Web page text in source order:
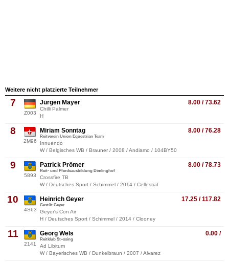
Weitere nicht platzierte Teilnehmer
7
Z003
8.00 / 73.62
Jürgen Mayer
Chilli Palmer
H
8
2M96
8.00 / 76.28
Miriam Sonntag
Reitverein Union Equestrian Team
Innuendo
W / Belgisches WB / Brauner / 2008 / Andiamo / 104BY50
9
5893
8.00 / 78.73
Patrick Prömer
Reit- und Pferdeausbildung Dimlinghof
Crossfire TB
W / Deutsches Sport / Schimmel / 2014 / Cellestial
10
4S63
17.25 / 117.82
Heinrich Geyer
Gestüt Geyer
Geyer's Con Air
H / Deutsches Sport / Schimmel / 2014 / Clooney
11
2141
0.00 /
Georg Wels
Reitklub St÷ssing
Ad Libitum
W / Bayerisches WB / Dunkelbraun / 2007 / Alvarez